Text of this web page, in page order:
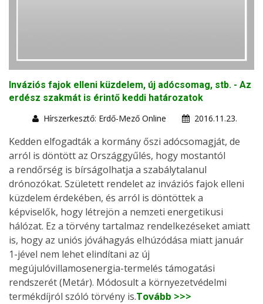
Inváziós fajok elleni küzdelem, új adócsomag, stb. - Az
erdész szakmát is érintő keddi határozatok
Hírszerkesztő: Erdő-Mező Online
2016.11.23.
Kedden elfogadták a kormány őszi adócsomagját, de
arról is döntött az Országgyűlés, hogy mostantól
a rendőrség is bírságolhatja a szabálytalanul
drónozókat. Született rendelet az inváziós fajok elleni
küzdelem érdekében, és arról is döntöttek a
képviselők, hogy létrejön a nemzeti energetikusi
hálózat. Ez a törvény tartalmaz rendelkezéseket amiatt
is, hogy az uniós jóváhagyás elhúzódása miatt január
1-jével nem lehet elindítani az új
megújulóvillamosenergia-termelés támogatási
rendszerét (Metár). Módosult a környezetvédelmi
termékdíjról szóló törvény is.Tovább >>>